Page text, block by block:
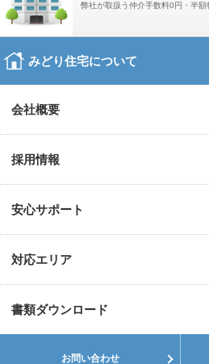
弊社が取扱う仲介手数料0円・半額
みどり住宅について
会社概要
採用情報
安心サポート
対応エリア
書類ダウンロード
お問い合わせ